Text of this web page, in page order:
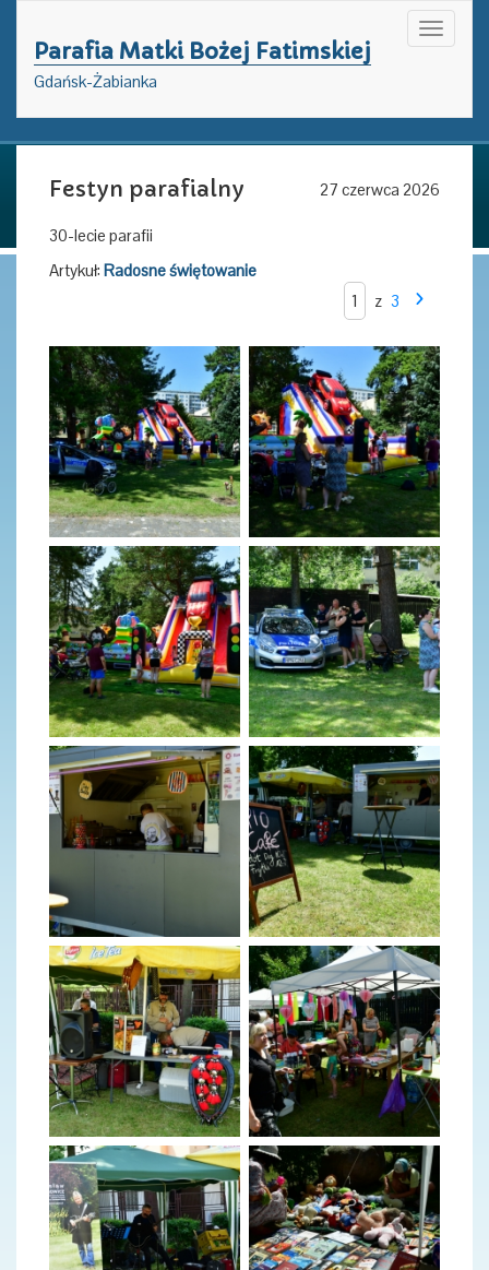
Parafia Matki Bożej Fatimskiej
Gdańsk-Żabianka
Toggle
27 czerwca 2026
Festyn parafialny
30-lecie parafii
z 3
Artykuł: Radosne świętowanie